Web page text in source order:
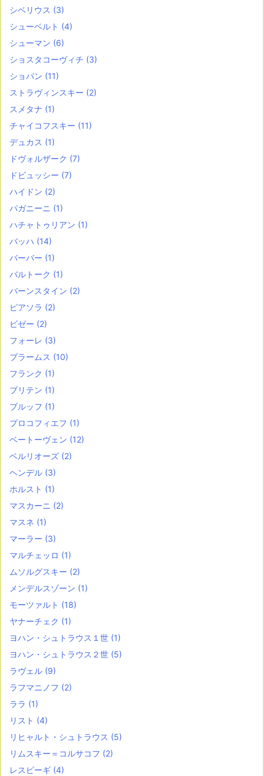
シベリウス (3)
シューベルト (4)
シューマン (6)
ショスタコーヴィチ (3)
ショパン (11)
ストラヴィンスキー (2)
スメタナ (1)
チャイコフスキー (11)
デュカス (1)
ドヴォルザーク (7)
ドビュッシー (7)
ハイドン (2)
パガニーニ (1)
ハチャトゥリアン (1)
バッハ (14)
バーバー (1)
バルトーク (1)
バーンスタイン (2)
ピアソラ (2)
ビゼー (2)
フォーレ (3)
ブラームス (10)
フランク (1)
ブリテン (1)
ブルッフ (1)
プロコフィエフ (1)
ベートーヴェン (12)
ベルリオーズ (2)
ヘンデル (3)
ホルスト (1)
マスカーニ (2)
マスネ (1)
マーラー (3)
マルチェッロ (1)
ムソルグスキー (2)
メンデルスゾーン (1)
モーツァルト (18)
ヤナーチェク (1)
ヨハン・シュトラウス１世 (1)
ヨハン・シュトラウス２世 (5)
ラヴェル (9)
ラフマニノフ (2)
ララ (1)
リスト (4)
リヒャルト・シュトラウス (5)
リムスキー＝コルサコフ (2)
レスピーギ (4)